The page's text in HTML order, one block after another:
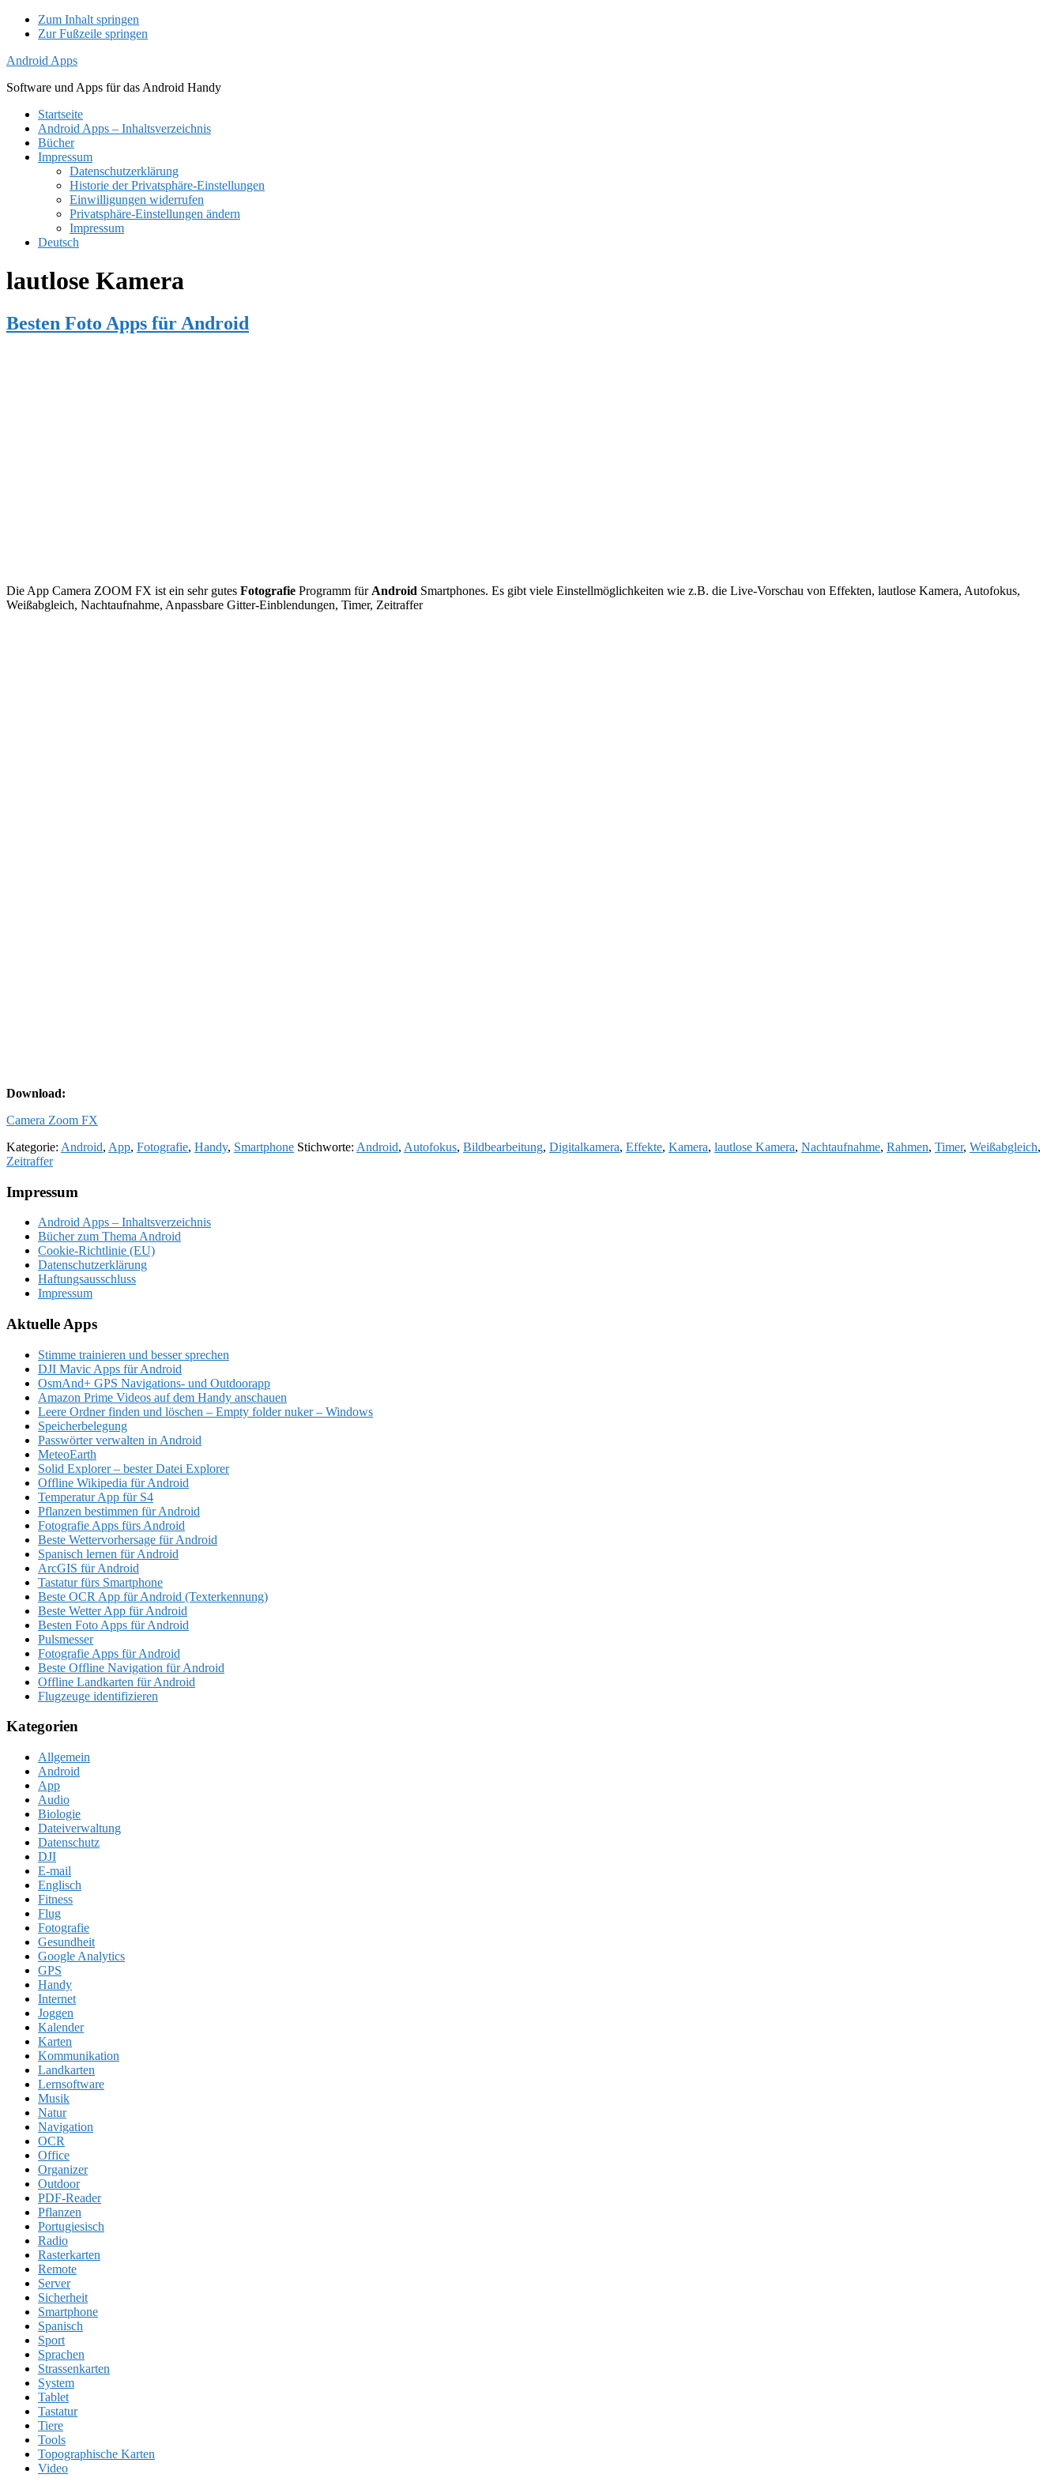
Zum Inhalt springen
Zur Fußzeile springen
Android Apps
Software und Apps für das Android Handy
Startseite
Android Apps – Inhaltsverzeichnis
Bücher
Impressum
Datenschutzerklärung
Historie der Privatsphäre-Einstellungen
Einwilligungen widerrufen
Privatsphäre-Einstellungen ändern
Impressum
Deutsch
lautlose Kamera
Besten Foto Apps für Android
Die App Camera ZOOM FX ist ein sehr gutes Fotografie Programm für Android Smartphones. Es gibt viele Einstellmöglichkeiten wie z.B. die Live-Vorschau von Effekten, lautlose Kamera, Autofokus,
Weißabgleich, Nachtaufnahme, Anpassbare Gitter-Einblendungen, Timer, Zeitraffer
Download:
Camera Zoom FX
Kategorie: Android, App, Fotografie, Handy, Smartphone Stichworte: Android, Autofokus, Bildbearbeitung, Digitalkamera, Effekte, Kamera, lautlose Kamera, Nachtaufnahme, Rahmen, Timer, Weißabgleich,
Zeitraffer
Footer
Impressum
Android Apps – Inhaltsverzeichnis
Bücher zum Thema Android
Cookie-Richtlinie (EU)
Datenschutzerklärung
Haftungsausschluss
Impressum
Aktuelle Apps
Stimme trainieren und besser sprechen
DJI Mavic Apps für Android
OsmAnd+ GPS Navigations- und Outdoorapp
Amazon Prime Videos auf dem Handy anschauen
Leere Ordner finden und löschen – Empty folder nuker – Windows
Speicherbelegung
Passwörter verwalten in Android
MeteoEarth
Solid Explorer – bester Datei Explorer
Offline Wikipedia für Android
Temperatur App für S4
Pflanzen bestimmen für Android
Fotografie Apps fürs Android
Beste Wettervorhersage für Android
Spanisch lernen für Android
ArcGIS für Android
Tastatur fürs Smartphone
Beste OCR App für Android (Texterkennung)
Beste Wetter App für Android
Besten Foto Apps für Android
Pulsmesser
Fotografie Apps für Android
Beste Offline Navigation für Android
Offline Landkarten für Android
Flugzeuge identifizieren
Kategorien
Allgemein
Android
App
Audio
Biologie
Dateiverwaltung
Datenschutz
DJI
E-mail
Englisch
Fitness
Flug
Fotografie
Gesundheit
Google Analytics
GPS
Handy
Internet
Joggen
Kalender
Karten
Kommunikation
Landkarten
Lernsoftware
Musik
Natur
Navigation
OCR
Office
Organizer
Outdoor
PDF-Reader
Pflanzen
Portugiesisch
Radio
Rasterkarten
Remote
Server
Sicherheit
Smartphone
Spanisch
Sport
Sprachen
Strassenkarten
System
Tablet
Tastatur
Tiere
Tools
Topographische Karten
Video